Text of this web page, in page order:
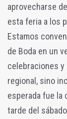
aprovecharse
esta feria a los
Estamos
de Boda en un
celebraciones
regional, sino
esperada fue la
tarde del